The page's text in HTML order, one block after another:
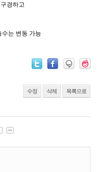
경하고
수는 변동 가능
수정 삭제 목록으로